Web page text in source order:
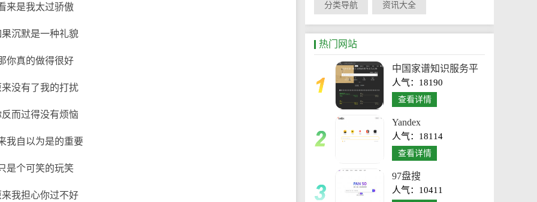
来是我太过骄傲
果沉默是一种礼貌
你真的做得很好
来没有了我的打扰
反而过得没有烦恼
我自以为是的重要
是个可笑的玩笑
来我担心你过不好
分类导航 资讯大全
热门网站
中国家谱知识服务平
台
人气：18190
查看详情
Yandex
人气：18114
查看详情
97盘搜
人气：10411